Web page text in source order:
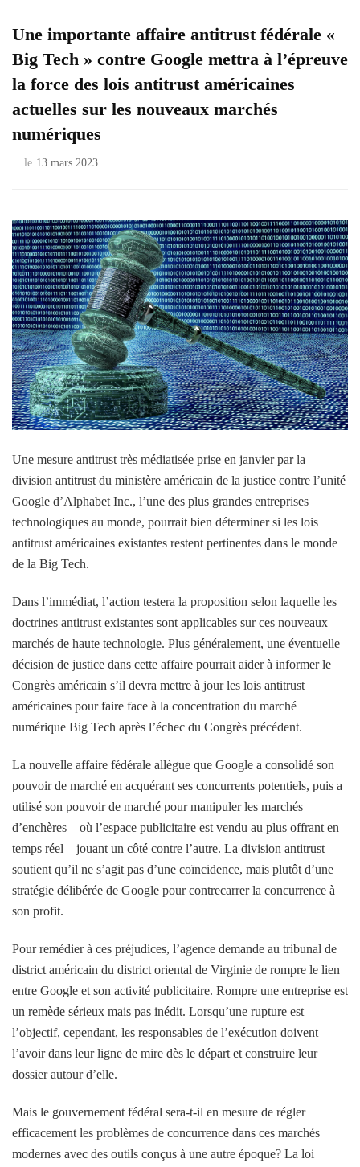
Une importante affaire antitrust fédérale «
Big Tech » contre Google mettra à l’épreuve
la force des lois antitrust américaines
actuelles sur les nouveaux marchés
numériques
le 13 mars 2023
Une mesure antitrust très médiatisée prise en janvier par la
division antitrust du ministère américain de la justice contre l’unité
Google d’Alphabet Inc., l’une des plus grandes entreprises
technologiques au monde, pourrait bien déterminer si les lois
antitrust américaines existantes restent pertinentes dans le monde
de la Big Tech.
Dans l’immédiat, l’action testera la proposition selon laquelle les
doctrines antitrust existantes sont applicables sur ces nouveaux
marchés de haute technologie. Plus généralement, une éventuelle
décision de justice dans cette affaire pourrait aider à informer le
Congrès américain s’il devra mettre à jour les lois antitrust
américaines pour faire face à la concentration du marché
numérique Big Tech après l’échec du Congrès précédent.
La nouvelle affaire fédérale allègue que Google a consolidé son
pouvoir de marché en acquérant ses concurrents potentiels, puis a
utilisé son pouvoir de marché pour manipuler les marchés
d’enchères – où l’espace publicitaire est vendu au plus offrant en
temps réel – jouant un côté contre l’autre. La division antitrust
soutient qu’il ne s’agit pas d’une coïncidence, mais plutôt d’une
stratégie délibérée de Google pour contrecarrer la concurrence à
son profit.
Pour remédier à ces préjudices, l’agence demande au tribunal de
district américain du district oriental de Virginie de rompre le lien
entre Google et son activité publicitaire. Rompre une entreprise est
un remède sérieux mais pas inédit. Lorsqu’une rupture est
l’objectif, cependant, les responsables de l’exécution doivent
l’avoir dans leur ligne de mire dès le départ et construire leur
dossier autour d’elle.
Mais le gouvernement fédéral sera-t-il en mesure de régler
efficacement les problèmes de concurrence dans ces marchés
modernes avec des outils conçus à une autre époque? La loi